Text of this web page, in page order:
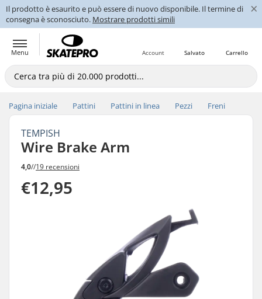
Il prodotto è esaurito e può essere di nuovo disponibile. Il termine di
consegna è sconosciuto. Mostrare prodotti simili
×
Menu Carrello
Salvato
Account
Pagina iniziale Pattini Pattini in linea Pezzi Freni
TEMPISH
Wire Brake Arm
4,0//19 recensioni
€12,95